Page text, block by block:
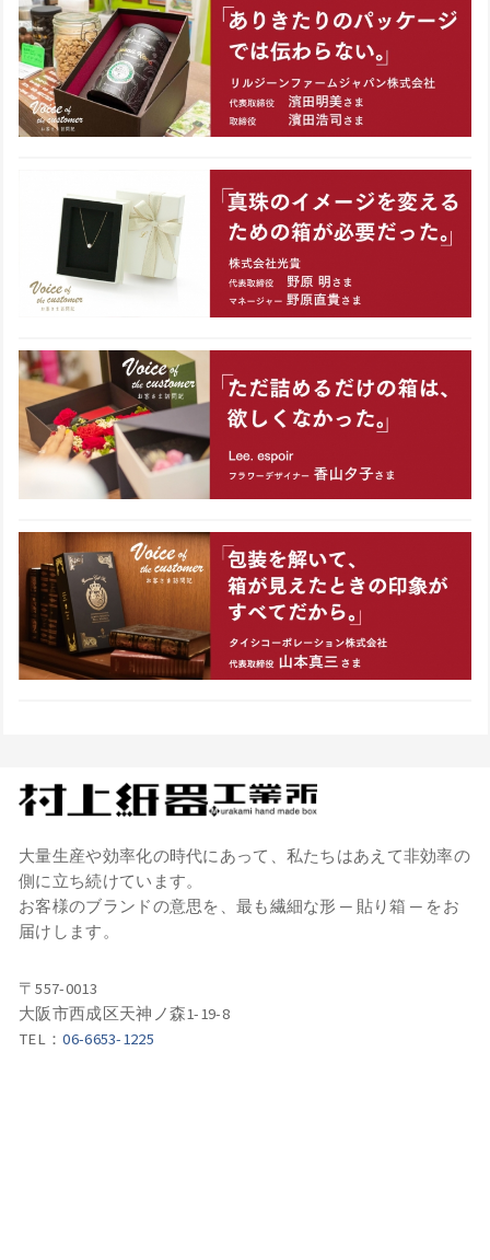
大量生産や効率化の時代にあって、私たちはあえて非効率の
側に立ち続けています。
お客様のブランドの意思を、最も繊細な形 ─ 貼り箱 ─ をお
届けします。
〒557-0013
大阪市西成区天神ノ森1-19-8
TEL：06-6653-1225